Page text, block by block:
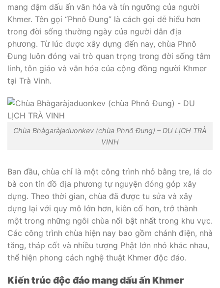
mang đậm dấu ấn văn hóa và tín ngưỡng của người
Khmer. Tên gọi “Phnô Đung” là cách gọi dễ hiểu hơn
trong đời sống thường ngày của người dân địa
phương. Từ lúc được xây dựng đến nay, chùa Phnô
Đung luôn đóng vai trò quan trọng trong đời sống tâm
linh, tôn giáo và văn hóa của cộng đồng người Khmer
tại Trà Vinh.
Chùa Bhàgaràjaduonkev (chùa Phnô Đung) – DU LỊCH TRÀ
VINH
Ban đầu, chùa chỉ là một công trình nhỏ bằng tre, lá do
bà con tín đồ địa phương tự nguyện đóng góp xây
dựng. Theo thời gian, chùa đã được tu sửa và xây
dựng lại với quy mô lớn hơn, kiên cố hơn, trở thành
một trong những ngôi chùa nổi bật nhất trong khu vực.
Các công trình chùa hiện nay bao gồm chánh điện, nhà
tăng, tháp cốt và nhiều tượng Phật lớn nhỏ khác nhau,
thể hiện phong cách nghệ thuật Khmer độc đáo.
Kiến trúc độc đáo mang dấu ấn Khmer